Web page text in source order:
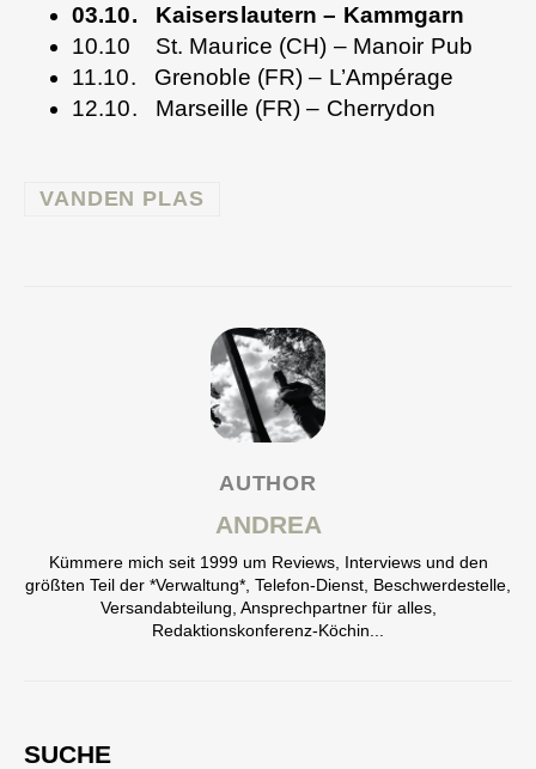
03.10. Kaiserslautern – Kammgarn
10.10 St. Maurice (CH) – Manoir Pub
11.10. Grenoble (FR) – L’Ampérage
12.10. Marseille (FR) – Cherrydon
VANDEN PLAS
AUTHOR
ANDREA
Kümmere mich seit 1999 um Reviews, Interviews und den
größten Teil der *Verwaltung*, Telefon-Dienst, Beschwerdestelle,
Versandabteilung, Ansprechpartner für alles,
Redaktionskonferenz-Köchin...
SUCHE